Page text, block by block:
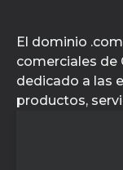
El dominio
comerciales de
dedicado a las
productos,